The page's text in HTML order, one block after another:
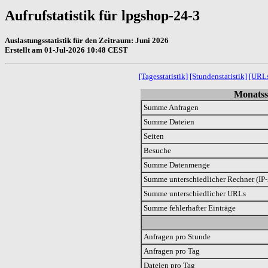
Aufrufstatistik für lpgshop-24-3
Auslastungsstatistik für den Zeitraum: Juni 2026
Erstellt am 01-Jul-2026 10:48 CEST
[Tagesstatistik] [Stundenstatistik]
Summe Anfragen
Summe Dateien
Seiten
Besuche
Summe Datenmenge
Summe unterschiedlicher Rechner
Summe unterschiedlicher URLs
Summe fehlerhafter Einträge
Anfragen pro Stunde
Anfragen pro Tag
Dateien pro Tag